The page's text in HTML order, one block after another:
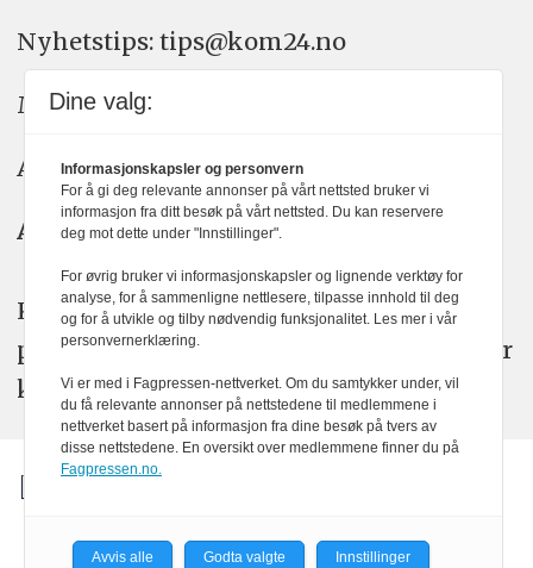
Nyhetstips: tips@kom24.no
Meninger: meninger@kom24.no
Annonse: annonse@watchmedia.no
Abonnement:kom24@watchmedia.no
KOM24 arbeider etter Vær Varsom-
plakatens regler for god presseskikk. Her
kan du lese mer omPFUsarbeid.
Dine valg:
Informasjonskapsler og personvern
For å gi deg relevante annonser på vårt nettsted bruker vi
informasjon fra ditt besøk på vårt nettsted. Du kan reservere
deg mot dette under "Innstillinger".
For øvrig bruker vi informasjonskapsler og lignende verktøy for
analyse, for å sammenligne nettlesere, tilpasse innhold til deg
og for å utvikle og tilby nødvendig funksjonalitet. Les mer i vår
personvernerklæring.
Vi er med i Fagpressen-nettverket. Om du samtykker under, vil
du få relevante annonser på nettstedene til medlemmene i
nettverket basert på informasjon fra dine besøk på tvers av
disse nettstedene. En oversikt over medlemmene finner du på
Fagpressen.no.
Avvis alle Godta valgte Innstillinger